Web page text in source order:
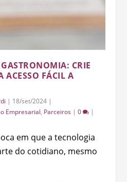
CRIE
ACESSO FÁCIL A
| 18/set/2024 |
Empresarial, Parceiros |0 |
em que a tecnologia
do cotidiano, mesmo